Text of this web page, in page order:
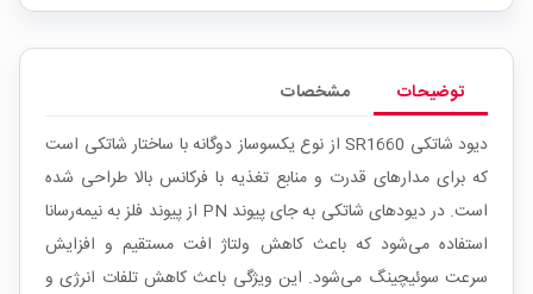
توضیحات
مشخصات
دیود شاتکی SR1660 از نوع یکسوساز دوگانه با ساختار شاتکی است
که برای مدارهای قدرت و منابع تغذیه با فرکانس بالا طراحی شده
است. در دیودهای شاتکی به جای پیوند PN از پیوند فلز به نیمه‌رسانا
استفاده می‌شود که باعث کاهش ولتاژ افت مستقیم و افزایش
سرعت سوئیچینگ می‌شود. این ویژگی باعث کاهش تلفات انرژی و